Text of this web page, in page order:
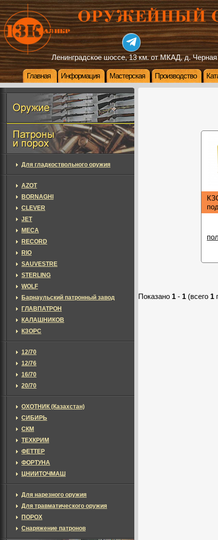
Ленинградское шоссе, 13 км. от МКАД, д. Черная
Главная Информация Мастерская Производство
Показано 1 - 1 (всего 1
Для гладкоствольного оружия
AZOT
BORNAGHI
CLEVER
JET
MECA
RECORD
RIO
SAUVESTRE
STERLING
WOLF
Барнаульский патронный завод
ГЛАВПАТРОН
КАЛАШНИКОВ
КЗОРС
12/70
12/76
16/70
20/70
ОХОТНИК (Казахстан)
СИБИРЬ
СКМ
ТЕХКРИМ
ФЕТТЕР
ФОРТУНА
ЦНИИТОЧМАШ
Для нарезного оружия
Для травматического оружия
ПОРОХ
Снаряжение патронов